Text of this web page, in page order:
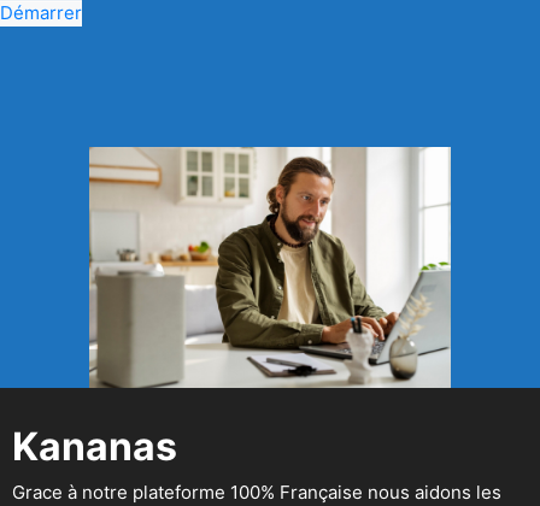
Démarrer
Kananas
Grace à notre plateforme 100% Française nous aidons les